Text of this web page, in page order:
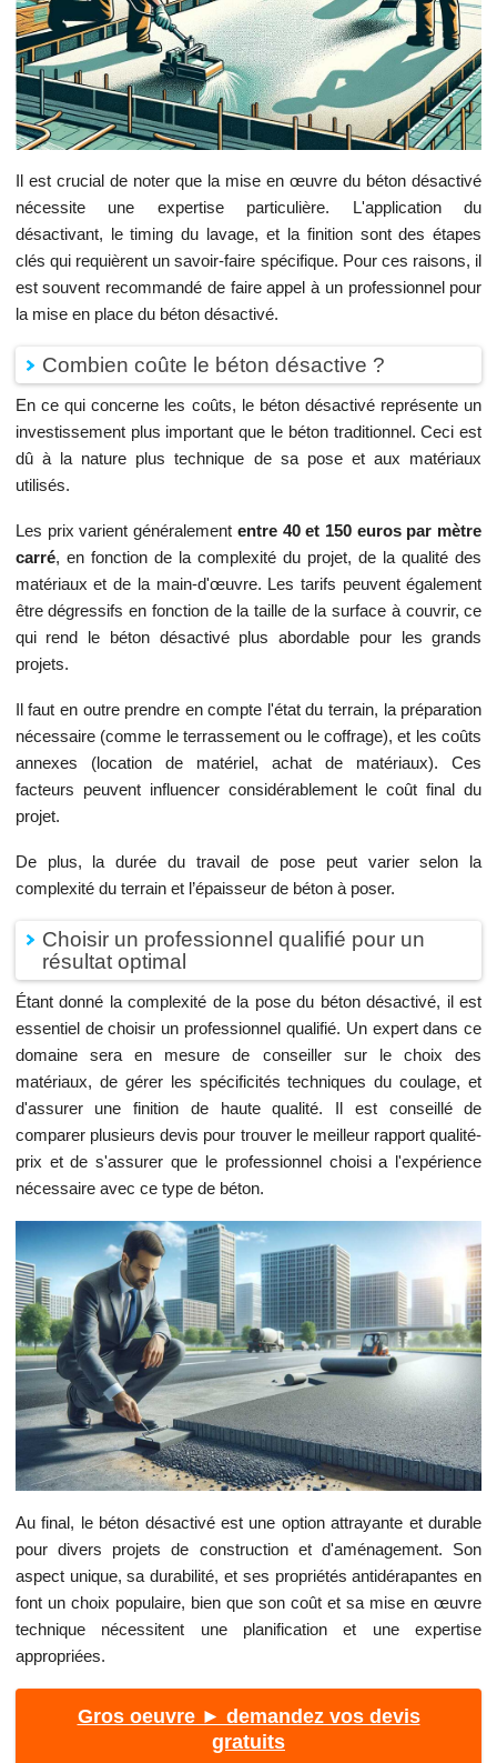
Il est crucial de noter que la mise en œuvre du béton désactivé
nécessite une expertise particulière. L'application du
désactivant, le timing du lavage, et la finition sont des étapes
clés qui requièrent un savoir-faire spécifique. Pour ces raisons, il
est souvent recommandé de faire appel à un professionnel pour
la mise en place du béton désactivé.
Combien coûte le béton désactive ?
En ce qui concerne les coûts, le béton désactivé représente un
investissement plus important que le béton traditionnel. Ceci est
dû à la nature plus technique de sa pose et aux matériaux
utilisés.
Les prix varient généralement entre 40 et 150 euros par mètre
carré, en fonction de la complexité du projet, de la qualité des
matériaux et de la main-d'œuvre. Les tarifs peuvent également
être dégressifs en fonction de la taille de la surface à couvrir, ce
qui rend le béton désactivé plus abordable pour les grands
projets.
Il faut en outre prendre en compte l'état du terrain, la préparation
nécessaire (comme le terrassement ou le coffrage), et les coûts
annexes (location de matériel, achat de matériaux). Ces
facteurs peuvent influencer considérablement le coût final du
projet.
De plus, la durée du travail de pose peut varier selon la
complexité du terrain et l’épaisseur de béton à poser.
Choisir un professionnel qualifié pour un
résultat optimal
Étant donné la complexité de la pose du béton désactivé, il est
essentiel de choisir un professionnel qualifié. Un expert dans ce
domaine sera en mesure de conseiller sur le choix des
matériaux, de gérer les spécificités techniques du coulage, et
d'assurer une finition de haute qualité. Il est conseillé de
comparer plusieurs devis pour trouver le meilleur rapport qualité-
prix et de s'assurer que le professionnel choisi a l'expérience
nécessaire avec ce type de béton.
Au final, le béton désactivé est une option attrayante et durable
pour divers projets de construction et d'aménagement. Son
aspect unique, sa durabilité, et ses propriétés antidérapantes en
font un choix populaire, bien que son coût et sa mise en œuvre
technique nécessitent une planification et une expertise
appropriées.
Gros oeuvre ► demandez vos devis
gratuits